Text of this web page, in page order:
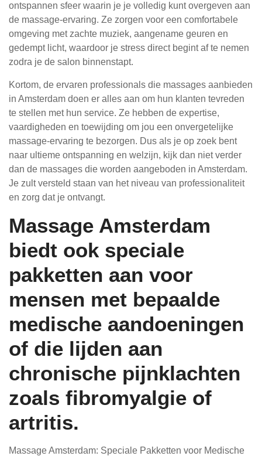
ontspannen sfeer waarin je je volledig kunt overgeven aan
de massage-ervaring. Ze zorgen voor een comfortabele
omgeving met zachte muziek, aangename geuren en
gedempt licht, waardoor je stress direct begint af te nemen
zodra je de salon binnenstapt.
Kortom, de ervaren professionals die massages aanbieden
in Amsterdam doen er alles aan om hun klanten tevreden
te stellen met hun service. Ze hebben de expertise,
vaardigheden en toewijding om jou een onvergetelijke
massage-ervaring te bezorgen. Dus als je op zoek bent
naar ultieme ontspanning en welzijn, kijk dan niet verder
dan de massages die worden aangeboden in Amsterdam.
Je zult versteld staan van het niveau van professionaliteit
en zorg dat je ontvangt.
Massage Amsterdam
biedt ook speciale
pakketten aan voor
mensen met bepaalde
medische aandoeningen
of die lijden aan
chronische pijnklachten
zoals fibromyalgie of
artritis.
Massage Amsterdam: Speciale Pakketten voor Medische